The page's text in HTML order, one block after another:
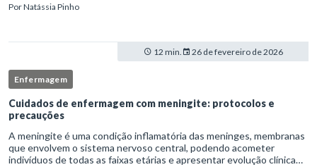
enfermag
PorNatássia Pinho
12 min. 26 de fevereiro de 2026
Enfermagem
Cuidados de enfermagem com meningite: protocolos e
precauções
A meningite é uma condição inflamatória das meninges, membranas
que envolvem o sistema nervoso central, podendo acometer
indivíduos de todas as faixas etárias e apresentar evolução clínica